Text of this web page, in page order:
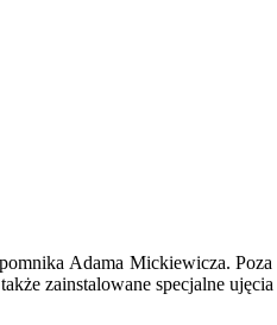
Adama Mickiewicza.
zainstalowane specjalne